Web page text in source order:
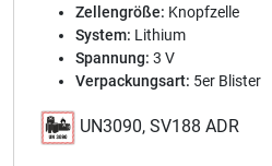
Zellengröße: Knopfzelle
System: Lithium
Spannung: 3 V
Verpackungsart: 5er Blister
UN3090, SV188 ADR